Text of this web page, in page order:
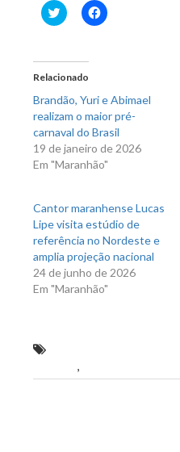
Clique
para
em
nova
janela)
Clique
para
Relacionado
Brandão, Yuri e Abimael
realizam o maior pré-
carnaval do Brasil
19 de janeiro de 2026
Em "Maranhão"
Cantor maranhense Lucas
Lipe visita estúdio de
referência no Nordeste e
amplia projeção nacional
24 de junho de 2026
Em "Maranhão"
,